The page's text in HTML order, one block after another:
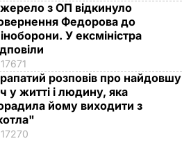
з ОП відкинуло
Федорова до
У ексміністра
17671
розповів про найдовшу
у житті і людину, яка
йому виходити з
17270